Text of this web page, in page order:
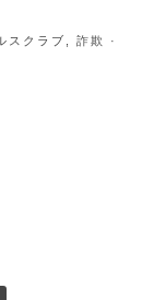
スクラブ ,詐欺
·